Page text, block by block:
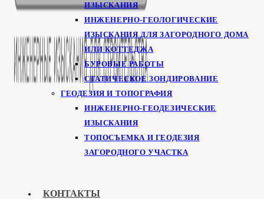
ИЗЫСКАНИЯ
ИНЖЕНЕРНО-ГЕОЛОГИЧЕСКИЕ
ИЗЫСКАНИЯ ДЛЯ ЗАГОРОДНОГО ДОМА
ИЛИ КОТТЕДЖА
БУРОВЫЕ РАБОТЫ
СТАТИЧЕСКОЕ ЗОНДИРОВАНИЕ
ГЕОДЕЗИЯ И ТОПОГРАФИЯ
ИНЖЕНЕРНО-ГЕОДЕЗИЧЕСКИЕ
ИЗЫСКАНИЯ
ТОПОСЪЕМКА И ГЕОДЕЗИЯ
ЗАГОРОДНОГО УЧАСТКА
КОНТАКТЫ